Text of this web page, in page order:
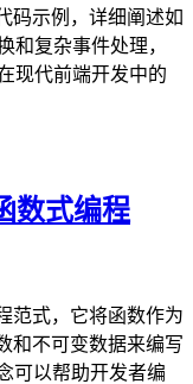
码示例，详细阐述如
和复杂事件处理，
现代前端开发中的
数式编程
范式，它将函数作为
和不可变数据来编写
可以帮助开发者编